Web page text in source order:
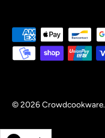
© 2026Crowdcookware.